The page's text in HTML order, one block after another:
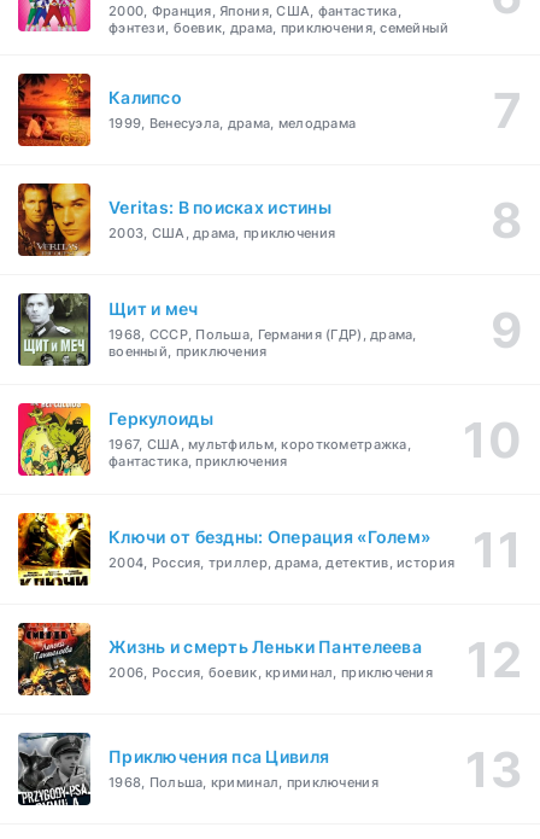
2000, Франция, Япония, США, фантастика,
фэнтези, боевик, драма, приключения, семейный
Калипсо
1999, Венесуэла, драма, мелодрама
Veritas: В поисках истины
2003, США, драма, приключения
Щит и меч
1968, СССР, Польша, Германия (ГДР), драма,
военный, приключения
Геркулоиды
1967, США, мультфильм, короткометражка,
фантастика, приключения
Ключи от бездны: Операция «Голем»
2004, Россия, триллер, драма, детектив, история
Жизнь и смерть Леньки Пантелеева
2006, Россия, боевик, криминал, приключения
Приключения пса Цивиля
1968, Польша, криминал, приключения